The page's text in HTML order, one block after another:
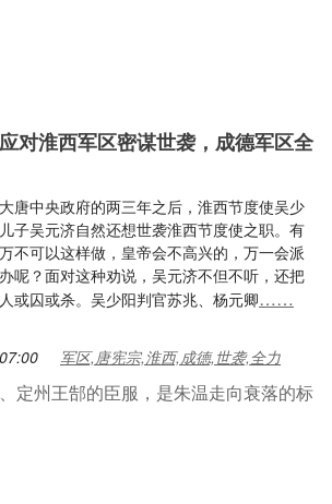
对淮西军区密谋世袭，成德军区全
唐中央政府的两三年之后，淮西节度使吴少
子吴元济自然还想世袭淮西节度使之职。有
不可以这样做，皇帝会不高兴的，万一会派
呢？面对这种劝说，吴元济不但不听，还把
或囚或杀。吴少阳判官苏兆、杨元卿……
军区,唐宪宗,淮西,成德,世袭,全力